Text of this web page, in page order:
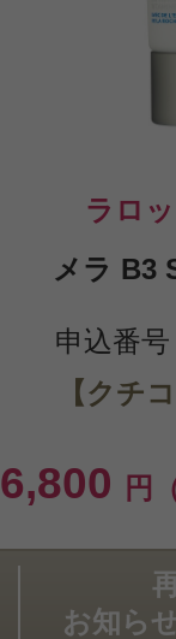
ラロ
メラ B3
申込番
【クチ
6,800 円
お知ら